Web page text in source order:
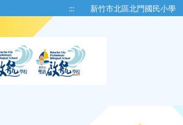
::: 新竹市北區北門國民小學